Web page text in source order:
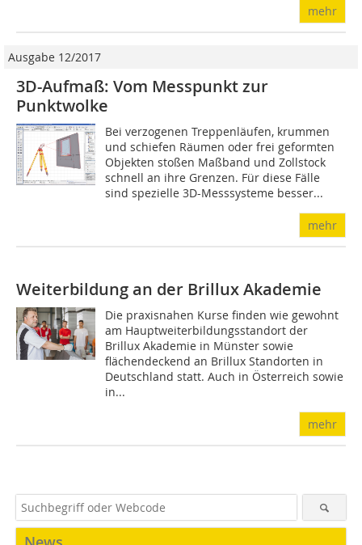
mehr
Ausgabe 12/2017
3D-Aufmaß: Vom Messpunkt zur
Punktwolke
Bei verzogenen Treppenläufen, krummen
und schiefen Räumen oder frei geformten
Objekten stoßen Maßband und Zollstock
schnell an ihre Grenzen. Für diese Fälle
sind spezielle 3D-Messsysteme besser...
mehr
Weiterbildung an der Brillux Akademie
Die praxisnahen Kurse finden wie gewohnt
am Hauptweiterbildungsstandort der
Brillux Akademie in Münster sowie
flächendeckend an Brillux Standorten in
Deutschland statt. Auch in Österreich sowie
in...
mehr